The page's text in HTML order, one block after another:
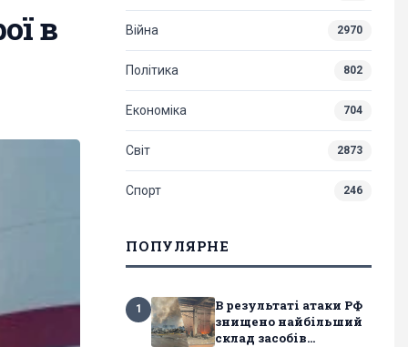
в
Війна 2970
Політика 802
Економіка 704
Світ 2873
Спорт 246
ПОПУЛЯРНЕ
1
В результаті атаки РФ
знищено найбільший
склад засобів...